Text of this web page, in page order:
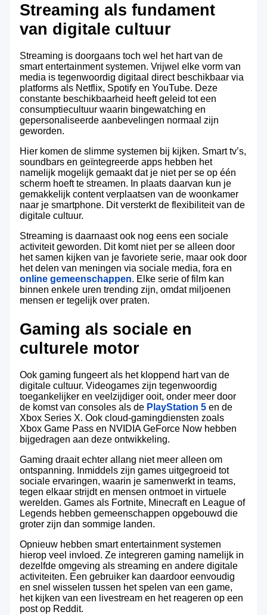
Streaming als fundament
van digitale cultuur
Streaming is doorgaans toch wel het hart van de
smart entertainment systemen. Vrijwel elke vorm van
media is tegenwoordig digitaal direct beschikbaar via
platforms als Netflix, Spotify en YouTube. Deze
constante beschikbaarheid heeft geleid tot een
consumptiecultuur waarin bingewatching en
gepersonaliseerde aanbevelingen normaal zijn
geworden.
Hier komen de slimme systemen bij kijken. Smart tv’s,
soundbars en geïntegreerde apps hebben het
namelijk mogelijk gemaakt dat je niet per se op één
scherm hoeft te streamen. In plaats daarvan kun je
gemakkelijk content verplaatsen van de woonkamer
naar je smartphone. Dit versterkt de flexibiliteit van de
digitale cultuur.
Streaming is daarnaast ook nog eens een sociale
activiteit geworden. Dit komt niet per se alleen door
het samen kijken van je favoriete serie, maar ook door
het delen van meningen via sociale media, fora en
online gemeenschappen. Elke serie of film kan
binnen enkele uren trending zijn, omdat miljoenen
mensen er tegelijk over praten.
Gaming als sociale en
culturele motor
Ook gaming fungeert als het kloppend hart van de
digitale cultuur. Videogames zijn tegenwoordig
toegankelijker en veelzijdiger ooit, onder meer door
de komst van consoles als de PlayStation 5en de
Xbox Series X. Ook cloud-gamingdiensten zoals
Xbox Game Pass en NVIDIA GeForce Now hebben
bijgedragen aan deze ontwikkeling.
Gaming draait echter allang niet meer alleen om
ontspanning. Inmiddels zijn games uitgegroeid tot
sociale ervaringen, waarin je samenwerkt in teams,
tegen elkaar strijdt en mensen ontmoet in virtuele
werelden. Games als Fortnite, Minecraft en League of
Legends hebben gemeenschappen opgebouwd die
groter zijn dan sommige landen.
Opnieuw hebben smart entertainment systemen
hierop veel invloed. Ze integreren gaming namelijk in
dezelfde omgeving als streaming en andere digitale
activiteiten. Een gebruiker kan daardoor eenvoudig
en snel wisselen tussen het spelen van een game,
het kijken van een livestream en het reageren op een
post op Reddit.